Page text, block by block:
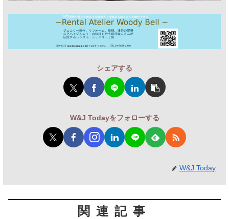
シェアする
W&J Todayをフォローする
W&J Today
関連記事